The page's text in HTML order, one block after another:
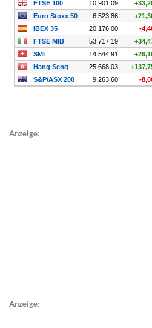
Anzeige:
Anzeige: